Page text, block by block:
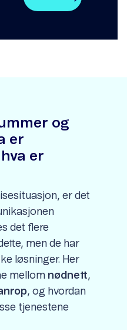
og
er
er
er det
det flere
men de har
løsninger. Her
mellom nødnett,
, og hvordan
tjenestene